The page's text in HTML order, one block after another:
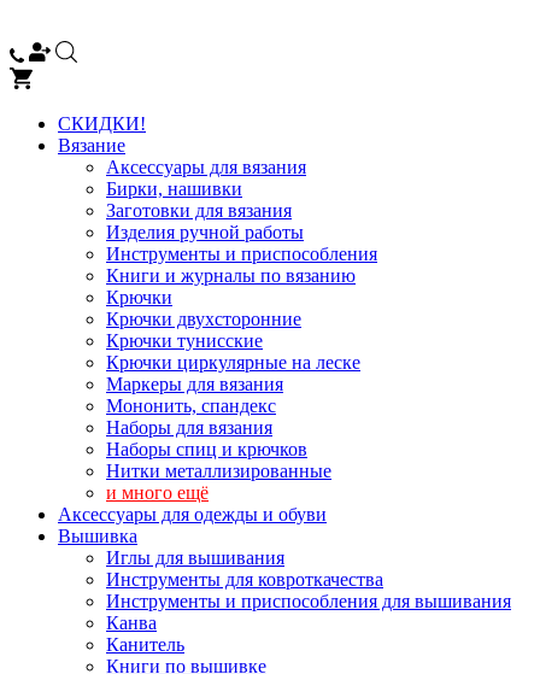
СКИДКИ!
Вязание
Аксессуары для вязания
Бирки, нашивки
Заготовки для вязания
Изделия ручной работы
Инструменты и приспособления
Книги и журналы по вязанию
Крючки
Крючки двухсторонние
Крючки тунисские
Крючки циркулярные на леске
Маркеры для вязания
Мононить, спандекс
Наборы для вязания
Наборы спиц и крючков
Нитки металлизированные
и много ещё
Аксессуары для одежды и обуви
Вышивка
Иглы для вышивания
Инструменты для ковроткачества
Инструменты и приспособления для вышивания
Канва
Канитель
Книги по вышивке